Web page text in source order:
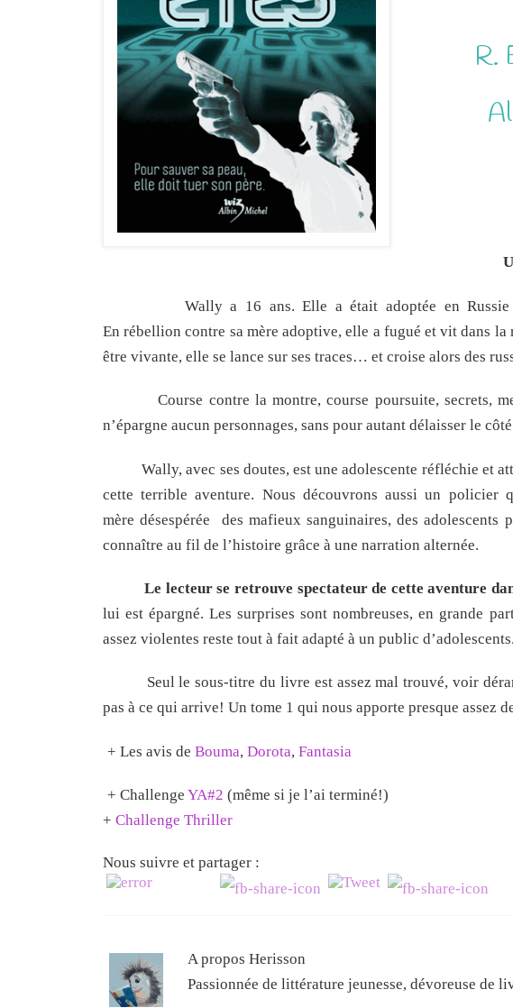
R.
Wally a 16 ans. Elle a était adoptée en Russie à
En rébellion contre sa mère adoptive, elle a fugué et vit dans
être vivante, elle se lance sur ses traces… et croise alors des
Course contre la montre, course poursuite, secrets,
n’épargne aucun personnages, sans pour autant délaisser le
Wally, avec ses doutes, est une adolescente réfléchie et
cette terrible aventure. Nous découvrons aussi un
mère désespérée des mafieux sanguinaires, des
connaître au fil de l’histoire grâce à une narration alternée.
Le lecteur se retrouve spectateur de cette aventure
lui est épargné. Les surprises sont nombreuses, en grande
assez violentes reste tout à fait adapté à un public d’adolescents.
Seul le sous-titre du livre est assez mal trouvé, voir
pas à ce qui arrive! Un tome 1 qui nous apporte presque assez
+ Les avis de Bouma, Dorota, Fantasia
+ Challenge YA#2 (même si je l’ai terminé!)
+ Challenge Thriller
Nous suivre et partager :
A propos Herisson
Passionnée de littérature jeunesse, dévoreuse de